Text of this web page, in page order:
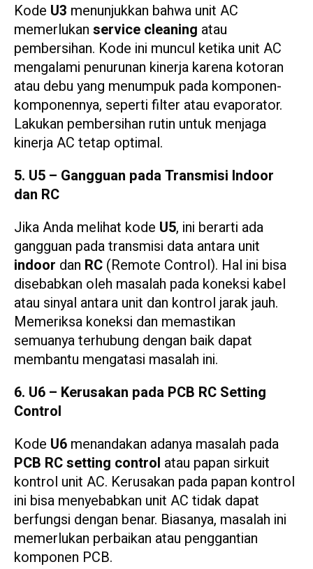
Kode U3 menunjukkan bahwa unit AC
memerlukan service cleaning atau
pembersihan. Kode ini muncul ketika unit AC
mengalami penurunan kinerja karena kotoran
atau debu yang menumpuk pada komponen-
komponennya, seperti filter atau evaporator.
Lakukan pembersihan rutin untuk menjaga
kinerja AC tetap optimal.
5. U5 – Gangguan pada Transmisi Indoor
dan RC
Jika Anda melihat kode U5, ini berarti ada
gangguan pada transmisi data antara unit
indoor dan RC (Remote Control). Hal ini bisa
disebabkan oleh masalah pada koneksi kabel
atau sinyal antara unit dan kontrol jarak jauh.
Memeriksa koneksi dan memastikan
semuanya terhubung dengan baik dapat
membantu mengatasi masalah ini.
6. U6 – Kerusakan pada PCB RC Setting
Control
Kode U6 menandakan adanya masalah pada
PCB RC setting control atau papan sirkuit
kontrol unit AC. Kerusakan pada papan kontrol
ini bisa menyebabkan unit AC tidak dapat
berfungsi dengan benar. Biasanya, masalah ini
memerlukan perbaikan atau penggantian
komponen PCB.